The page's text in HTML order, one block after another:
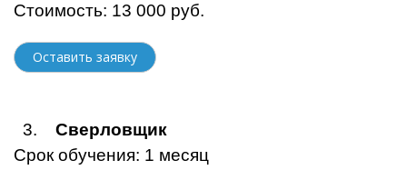
Стоимость: 13 000 руб.
Оставить заявку
3.
Сверловщик
Срок обучения: 1 месяц